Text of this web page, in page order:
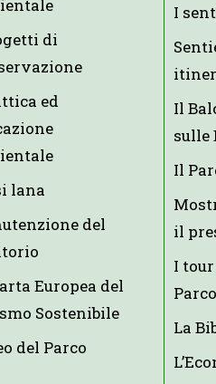
di
ed
lana
del
Europea del
Sostenibile
del Parco
I
Il
sulle
Il
il
I
Parco
La